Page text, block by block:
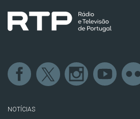
NOTÍCIAS